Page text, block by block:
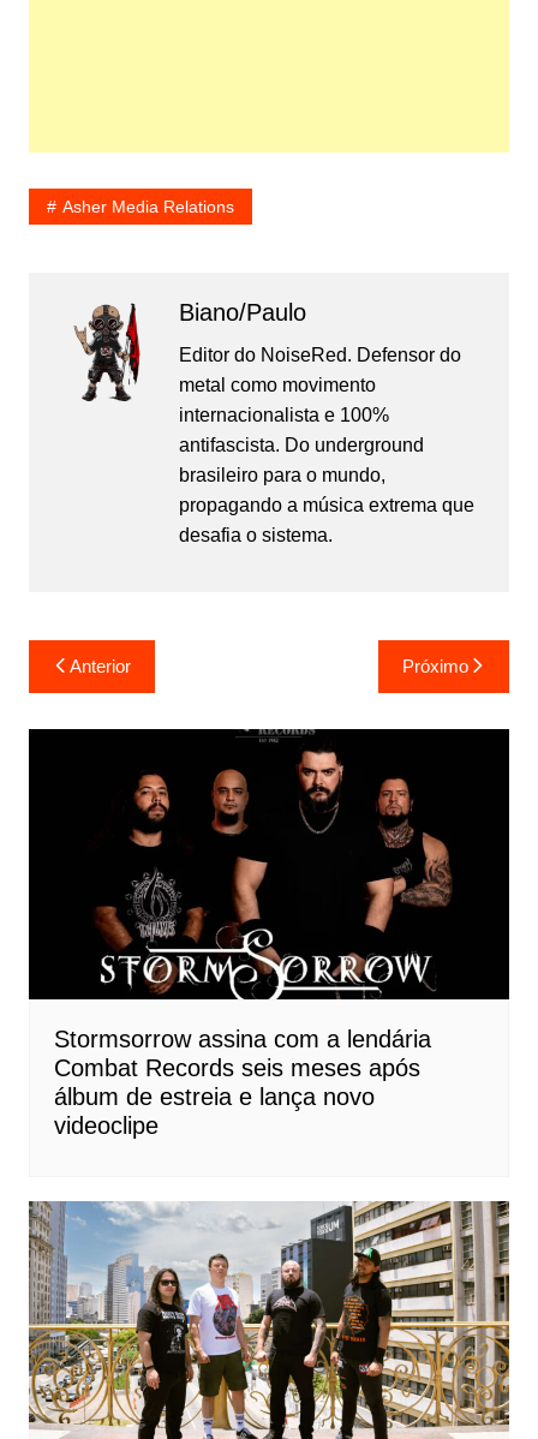
Asher Media Relations
Biano/Paulo
Editor do NoiseRed. Defensor do
metal como movimento
internacionalista e 100%
antifascista. Do underground
brasileiro para o mundo,
propagando a música extrema que
desafia o sistema.
Navegação
de
Post
Anterior Próximo
Stormsorrow assina com a lendária
Combat Records seis meses após
álbum de estreia e lança novo
videoclipe